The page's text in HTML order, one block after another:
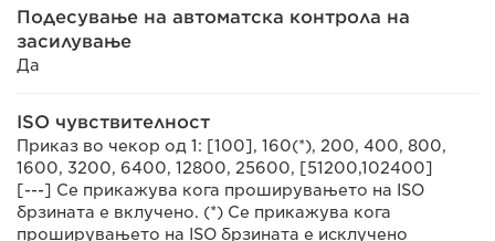
Подесување на автоматска контрола на
засилување
Да
ISO чувствителност
Приказ во чекор од 1: [100], 160(*), 200, 400, 800,
1600, 3200, 6400, 12800, 25600, [51200,102400]
[---] Се прикажува кога проширувањето на ISO
брзината е вклучено. (*) Се прикажува кога
проширувањето на ISO брзината е исклучено